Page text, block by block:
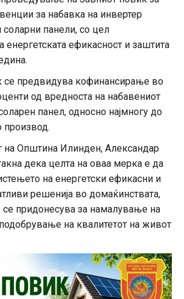
за набавка на инвертер
панели, со цел
ефикасност и заштита
се предвидува кофинансирање во
од вредноста на набавениот
панел, односно најмногу до
производ.
на Општина Илинден, Александар
дека целта на оваа мерка е да
на енергетски ефикасни и
решенија во домаќинствата,
придонесува за намалување на
на квалитетот на живот